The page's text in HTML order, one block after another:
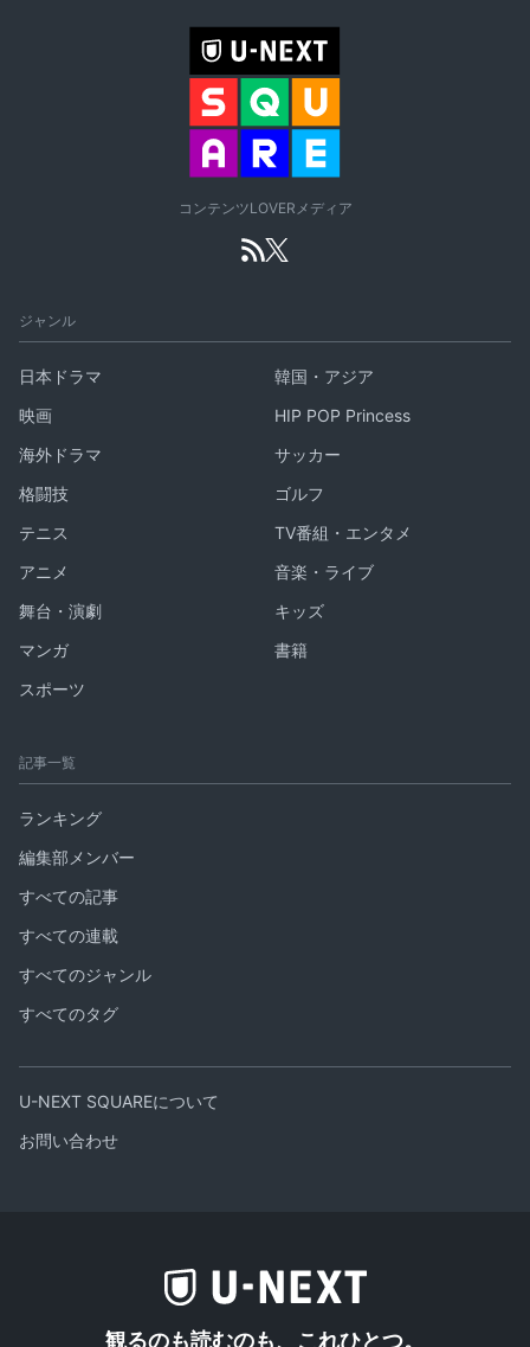
コンテンツLOVERメディア
ジャンル
日本ドラマ
韓国・アジア
映画
HIP POP Princess
海外ドラマ
サッカー
格闘技
ゴルフ
テニス
TV番組・エンタメ
アニメ
音楽・ライブ
舞台・演劇
キッズ
マンガ
書籍
スポーツ
記事一覧
ランキング
編集部メンバー
すべての記事
すべての連載
すべてのジャンル
すべてのタグ
U-NEXT SQUAREについて
お問い合わせ
観るのも読むのも、これひとつ。